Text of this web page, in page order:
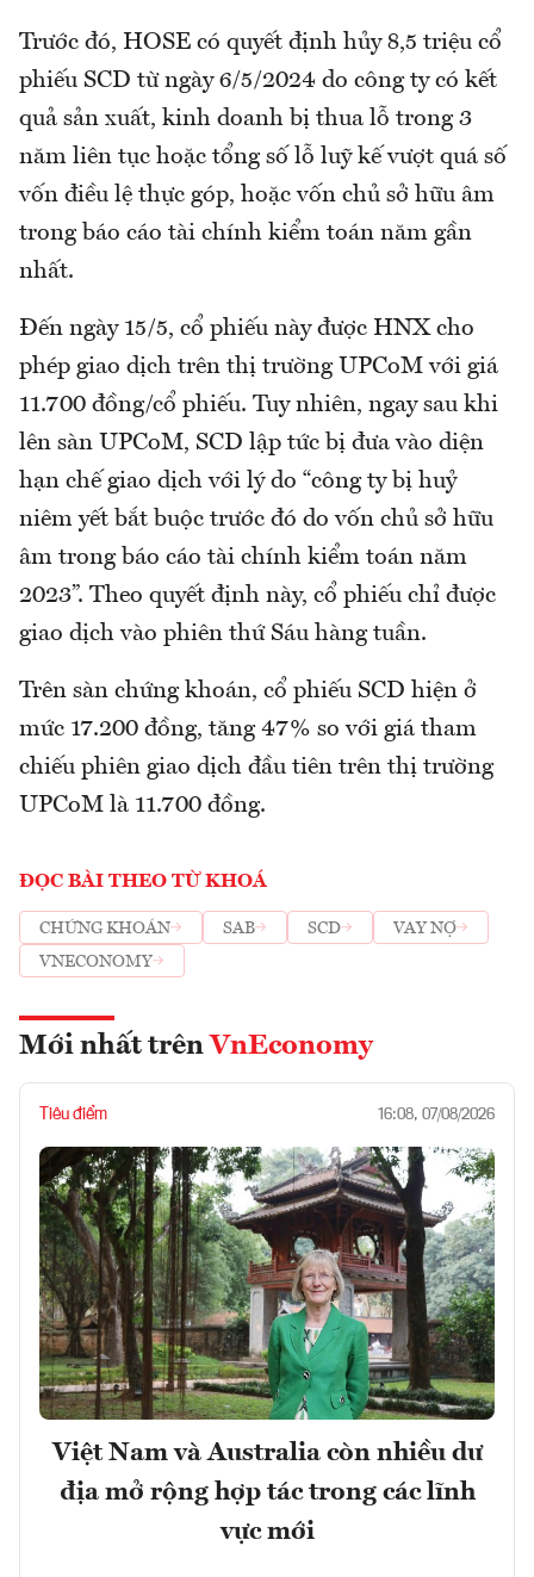
Trước đó, HOSE có quyết định hủy 8,5 triệu cổ
phiếu SCD từ ngày 6/5/2024 do công ty có kết
quả sản xuất, kinh doanh bị thua lỗ trong 3
năm liên tục hoặc tổng số lỗ luỹ kế vượt quá số
vốn điều lệ thực góp, hoặc vốn chủ sở hữu âm
trong báo cáo tài chính kiểm toán năm gần
nhất.
Đến ngày 15/5, cổ phiếu này được HNX cho
phép giao dịch trên thị trường UPCoM với giá
11.700 đồng/cổ phiếu. Tuy nhiên, ngay sau khi
lên sàn UPCoM, SCD lập tức bị đưa vào diện
hạn chế giao dịch với lý do “công ty bị huỷ
niêm yết bắt buộc trước đó do vốn chủ sở hữu
âm trong báo cáo tài chính kiểm toán năm
2023”. Theo quyết định này, cổ phiếu chỉ được
giao dịch vào phiên thứ Sáu hàng tuần.
Trên sàn chứng khoán, cổ phiếu SCD hiện ở
mức 17.200 đồng, tăng 47% so với giá tham
chiếu phiên giao dịch đầu tiên trên thị trường
UPCoM là 11.700 đồng.
ĐỌC BÀI THEO TỪ KHOÁ
CHỨNG KHOÁN SAB SCD
VAY NỢ
VNECONOMY
Mới nhất trên VnEconomy
Tiêu điểm 16:08, 07/08/2026
Việt Nam và Australia còn nhiều dư
địa mở rộng hợp tác trong các lĩnh
vực mới